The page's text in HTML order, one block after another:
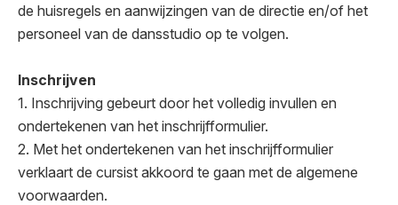
de huisregels en aanwijzingen van de directie en/of het
personeel van de dansstudio op te volgen.
Inschrijven
1. Inschrijving gebeurt door het volledig invullen en
ondertekenen van het inschrijfformulier.
2. Met het ondertekenen van het inschrijfformulier
verklaart de cursist akkoord te gaan met de algemene
voorwaarden.